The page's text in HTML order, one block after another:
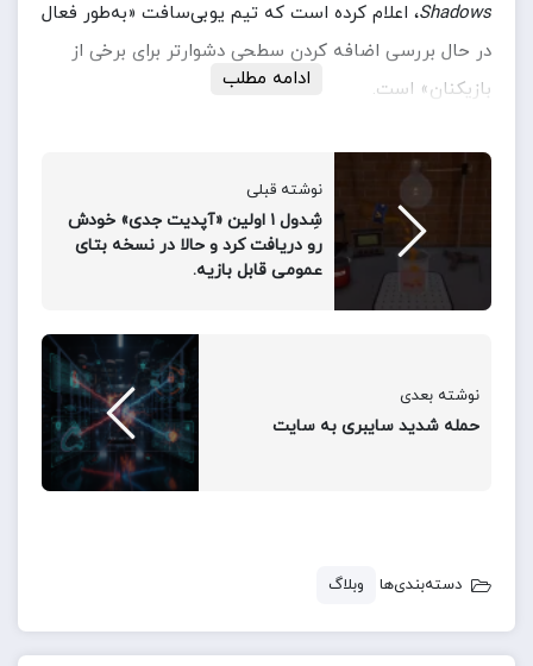
Shadows، اعلام کرده است که تیم یوبی‌سافت «به‌طور فعال
در حال بررسی اضافه کردن سطحی دشوارتر برای برخی از
بازیکنان» است.
در گفتگو با GamesRadar+ در کنفرانس توسعه‌دهندگان
بازی ۲۰۲۵، دومونت به چالش‌طلب‌ترین بازیکنان گفت:
«چقدر چالش می‌خواهید؟ ما این موارد را بررسی کرده و
نظرات مردم درباره بازی را رصد می‌کنیم.»
در حال حاضر، بازیکنان می‌توانند بین سه سطح دشواری
برای مبارزات و مخفی‌کاری انتخاب کنند: آسان، معمولی و
حرفه‌ای. برخی از بازیکنان کنجکاو هستند که مخفی‌کاری تا
داشته باشیم که «مقدار قابل توجهی از رفع اشکالات و
شود.
ادامه مطلب
نوشته قبلی
شِدول ۱ اولین «آپدیت جدی» خودش
رو دریافت کرد و حالا در نسخه بتای
عمومی قابل بازیه.
نوشته بعدی
حمله شدید سایبری به سایت
دسته‌بندی‌ها وبلاگ